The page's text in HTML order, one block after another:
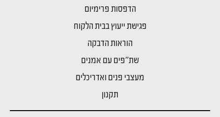
הדפסות פרימיום
פגישת ייעוץ בבית הלקוח
הוראות הדבקה
שת"פים עם אמנים
מעצבי פנים ואדריכלים
תקנון